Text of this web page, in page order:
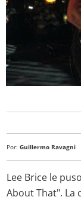
Por: Guillermo Ravagni
Lee Brice le
About That". La